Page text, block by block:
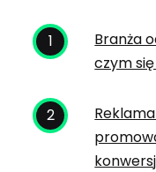
Branża
czym